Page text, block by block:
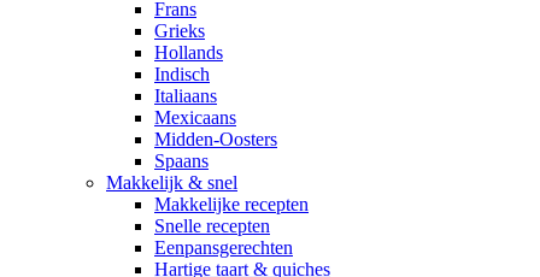
Frans
Grieks
Hollands
Indisch
Italiaans
Mexicaans
Midden-Oosters
Spaans
Makkelijk & snel
Makkelijke recepten
Snelle recepten
Eenpansgerechten
Hartige taart & quiches